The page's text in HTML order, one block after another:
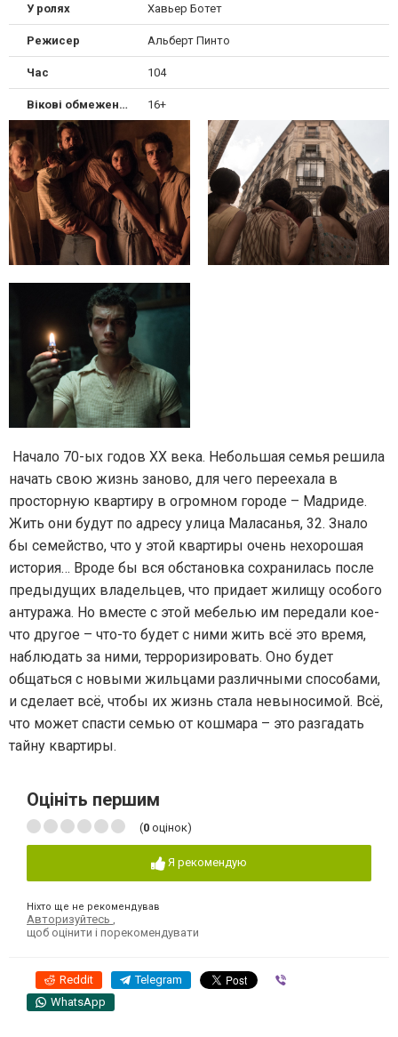
У ролях Хавьер Ботет
Режисер Альберт Пинто
Час 104
Вікові обмеження 16+
Начало 70-ых годов ХХ века. Небольшая семья решила
начать свою жизнь заново, для чего переехала в
просторную квартиру в огромном городе – Мадриде.
Жить они будут по адресу улица Маласанья, 32. Знало
бы семейство, что у этой квартиры очень нехорошая
история… Вроде бы вся обстановка сохранилась после
предыдущих владельцев, что придает жилищу особого
антуража. Но вместе с этой мебелью им передали кое-
что другое – что-то будет с ними жить всё это время,
наблюдать за ними, терроризировать. Оно будет
общаться с новыми жильцами различными способами,
и сделает всё, чтобы их жизнь стала невыносимой. Всё,
что может спасти семью от кошмара – это разгадать
тайну квартиры.
Оцініть першим
(0 оцінок)
Я рекомендую
Ніхто ще не рекомендував
Авторизуйтесь
щоб оцінити і порекомендувати
Reddit Telegram
WhatsApp